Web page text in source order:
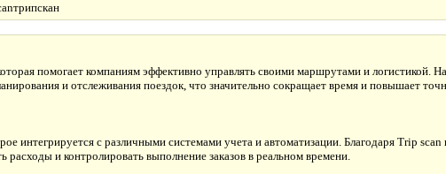
помогает компаниям эффективно управлять своими маршрутами и логистикой.
и отслеживания поездок, что значительно сокращает время и повышает
интегрируется с различными системами учета и автоматизации. Благодаря Trip
и контролировать выполнение заказов в реальном времени.